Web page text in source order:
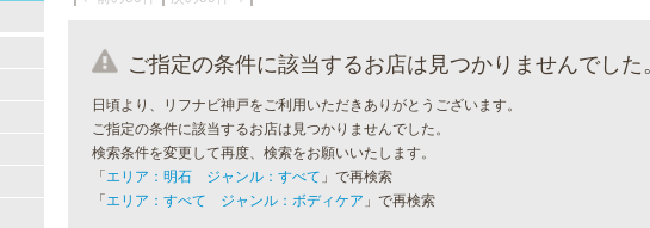
ご指定の条件に該当するお店は見つかりませんでした。
日頃より、リフナビ神戸をご利用いただきありがとうございます。
ご指定の条件に該当するお店は見つかりませんでした。
検索条件を変更して再度、検索をお願いいたします。
「エリア：明石 ジャンル：すべて 」で再検索
「エリア：すべて ジャンル：ボディケア 」で再検索